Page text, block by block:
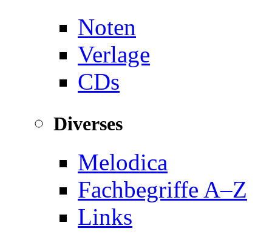
Noten
Verlage
CDs
Diverses
Melodica
Fachbegriffe A–Z
Links